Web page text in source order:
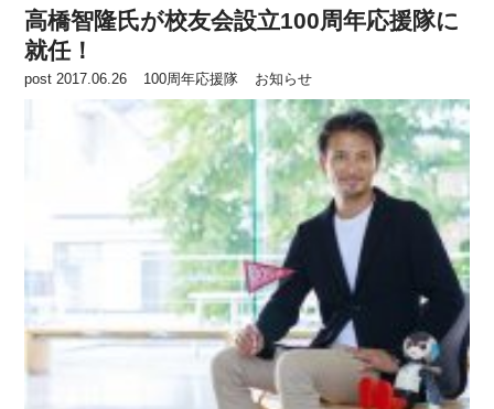
高橋智隆氏が校友会設立100周年応援隊に
就任！
post 2017.06.26 100周年応援隊 お知らせ